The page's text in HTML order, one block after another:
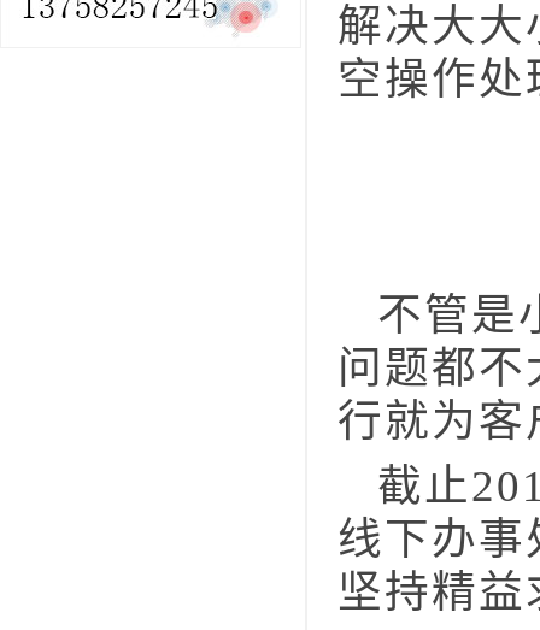
解决大大
空操作
不管是
问题都
行就为客
截止
线下办
坚持精